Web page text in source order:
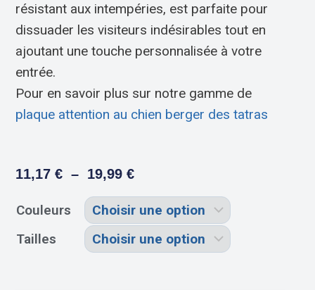
résistant aux intempéries, est parfaite pour
dissuader les visiteurs indésirables tout en
ajoutant une touche personnalisée à votre
entrée.
Pour en savoir plus sur notre gamme de
plaque attention au chien berger des tatras
11,17€ – 19,99€
Couleurs
Tailles